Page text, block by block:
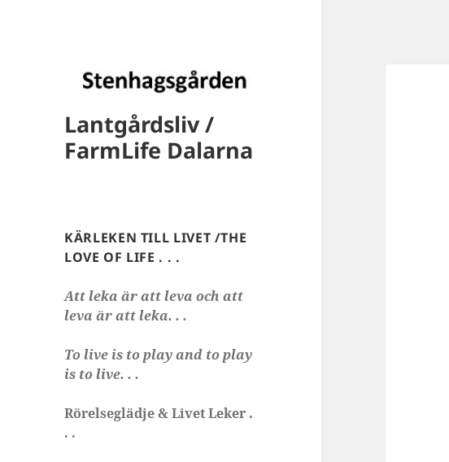
Lantgårdsliv /
FarmLife Dalarna
KÄRLEKEN TILL LIVET /THE
LOVE OF LIFE . . .
Att leka är att leva och att
leva är att leka. . .
To live is to play and to play
is to live. . .
Rörelseglädje & Livet Leker .
. .